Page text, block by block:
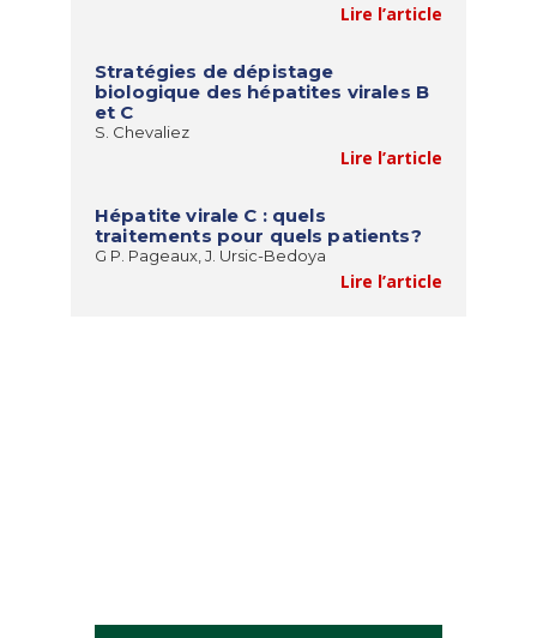
Lire l’article
Stratégies de dépistage
biologique des hépatites virales B
et C
S. Chevaliez
Lire l’article
Hépatite virale C : quels
traitements pour quels patients?
G P. Pageaux, J. Ursic-Bedoya
Lire l’article